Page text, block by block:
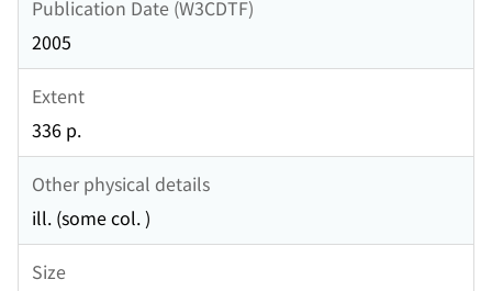
Publication Date (W3CDTF)
2005
Extent
336 p.
Other physical details
ill. (some col. )
Size